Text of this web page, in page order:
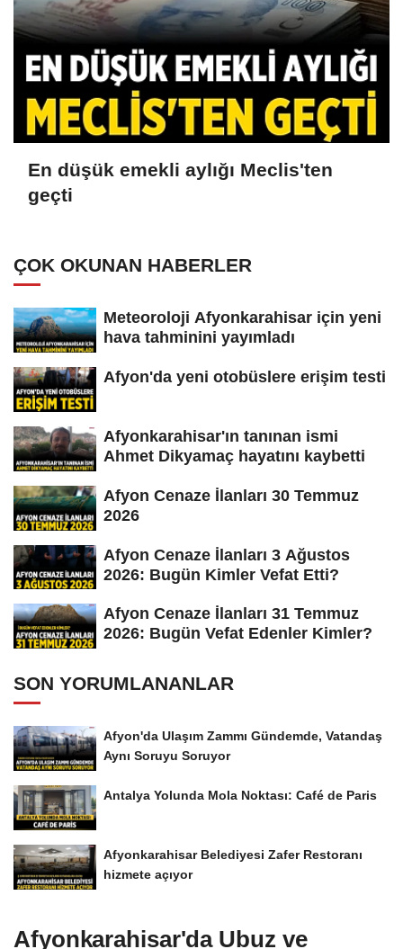
En düşük emekli aylığı Meclis'ten
geçti
ÇOK OKUNAN HABERLER
Meteoroloji Afyonkarahisar için yeni
hava tahminini yayımladı
Afyon'da yeni otobüslere erişim testi
Afyonkarahisar'ın tanınan ismi
Ahmet Dikyamaç hayatını kaybetti
Afyon Cenaze İlanları 30 Temmuz
2026
Afyon Cenaze İlanları 3 Ağustos
2026: Bugün Kimler Vefat Etti?
Afyon Cenaze İlanları 31 Temmuz
2026: Bugün Vefat Edenler Kimler?
SON YORUMLANANLAR
Afyon'da Ulaşım Zammı Gündemde, Vatandaş
Aynı Soruyu Soruyor
Antalya Yolunda Mola Noktası: Café de Paris
Afyonkarahisar Belediyesi Zafer Restoranı
hizmete açıyor
Afyonkarahisar'da Ubuz ve